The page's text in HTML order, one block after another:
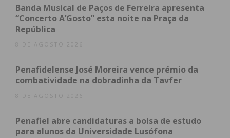
condições
Banda Musical de Paços de Ferreira apresenta
“Concerto A’Gosto” esta noite na Praça da
República
8 DE AGOSTO 2026
Penafidelense José Moreira vence prémio da
combatividade na dobradinha da Tavfer
8 DE AGOSTO 2026
Penafiel abre candidaturas a bolsa de estudo
para alunos da Universidade Lusófona